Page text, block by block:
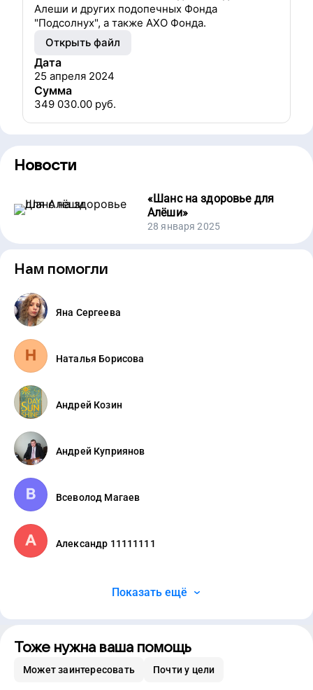
Алеши и других подопечных Фонда
"Подсолнух", а также АХО Фонда.
Открыть файл
Дата
25 апреля 2024
Сумма
349 030.00 руб.
Новости
«Шанс на здоровье для
Алёши»
28 января 2025
Нам помогли
Яна Сергеева
Наталья Борисова
Андрей Козин
Андрей Куприянов
Всеволод Магаев
Александр 11111111
Показать ещё
Тоже нужна ваша помощь
Может заинтересовать Почти у цели